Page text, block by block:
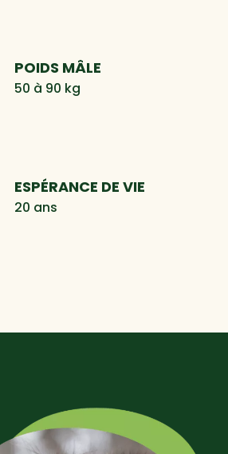
POIDS MÂLE
50 à 90 kg
ESPÉRANCE DE VIE
20 ans